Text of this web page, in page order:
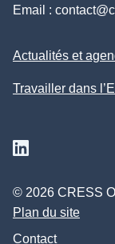
Email :
Actualités et
Travailler dans
© 2026 CRESS
Plan du site
Contact